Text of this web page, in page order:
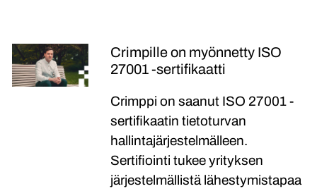
Crimpille on myönnetty ISO
27001 -sertifikaatti
Crimppi on saanut ISO 27001 -
sertifikaatin tietoturvan
hallintajärjestelmälleen.
Sertifiointi tukee yrityksen
järjestelmällistä lähestymistapaa